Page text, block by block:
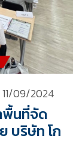
11/09/2024
พื้นที่จัด
บริษัท โก